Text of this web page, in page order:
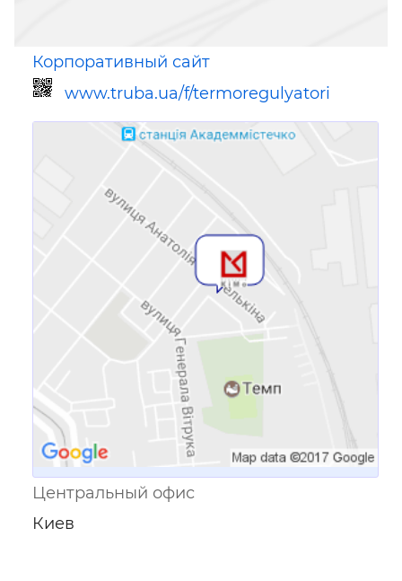
Корпоративный сайт
www.truba.ua/f/termoregulyatori
Ссылка для мобильных устройств
Центральный офис
Киев